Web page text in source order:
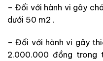
– Đối với hành vi gây
dưới 50 m2 .
– Đối với hành vi gây
2.000.000 đồng trong